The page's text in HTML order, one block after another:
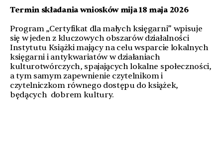
Termin składania wniosków mija 18 maja 2026
Program „Certyfikat dla małych księgarni” wpisuje
się w jeden z kluczowych obszarów działalności
Instytutu Książki mający na celu wsparcie lokalnych
księgarni i antykwariatów w działaniach
kulturotwórczych, spajających lokalne społeczności,
a tym samym zapewnienie czytelnikom i
czytelniczkom równego dostępu do książek,
będących dobrem kultury.